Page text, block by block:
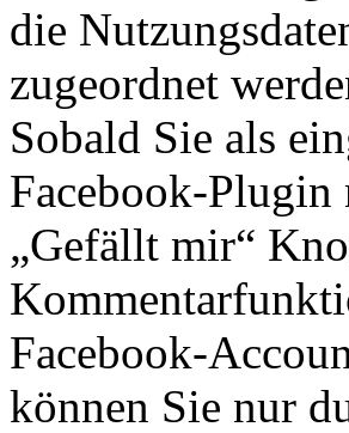
die
zugeordnet
Sobald Sie als
Facebook-
„Gefällt mir“
Facebook-
können Sie nur